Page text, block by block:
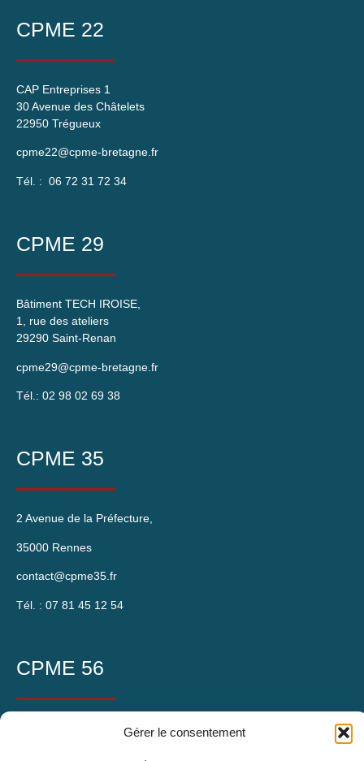
Gérer le consentement
CPME 22
CAP Entreprises 1
30 Avenue des Châtelets
22950 Trégueux
cpme22@cpme-bretagne.fr
Tél. : 06 72 31 72 34
CPME 29
Bâtiment TECH IROISE,
1, rue des ateliers
29290 Saint-Renan
cpme29@cpme-bretagne.fr
Tél.: 02 98 02 69 38
CPME 35
2 Avenue de la Préfecture,
35000 Rennes
contact@cpme35.fr
Tél. : 07 81 45 12 54
CPME 56
4 Place Albert Einstein,